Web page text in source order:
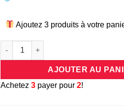
Ajoutez 3 produits à votre
quantité de étui à rabat noir semi
AJOUTER AU
Achetez3 payer pour2!